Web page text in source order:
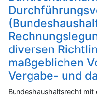
diversen
maßgeblichen
Vergabe- und
Bundeshaushaltsrecht mit